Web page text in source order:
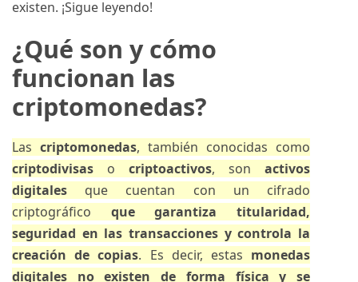
existen. ¡Sigue leyendo!
¿Qué son y cómo
funcionan las
criptomonedas?
Las criptomonedas, también conocidas como
criptodivisas o criptoactivos, son activos
digitales que cuentan con un cifrado
criptográfico que garantiza titularidad,
seguridad en las transacciones y controla la
creación de copias. Es decir, estas monedas
digitales no existen de forma física y se